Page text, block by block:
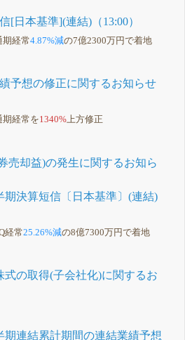
[日本基準](連結)（13:00）
期経常4.87%減の7億2300万円で着地
予想の修正に関するお知らせ
経常を1340%上方修正
売却益)の発生に関するお知ら
期決算短信〔日本基準〕(連結)
経常25.26%減の8億7300万円で着地
式の取得(子会社化)に関するお
期連結累計期間の連結業績予想